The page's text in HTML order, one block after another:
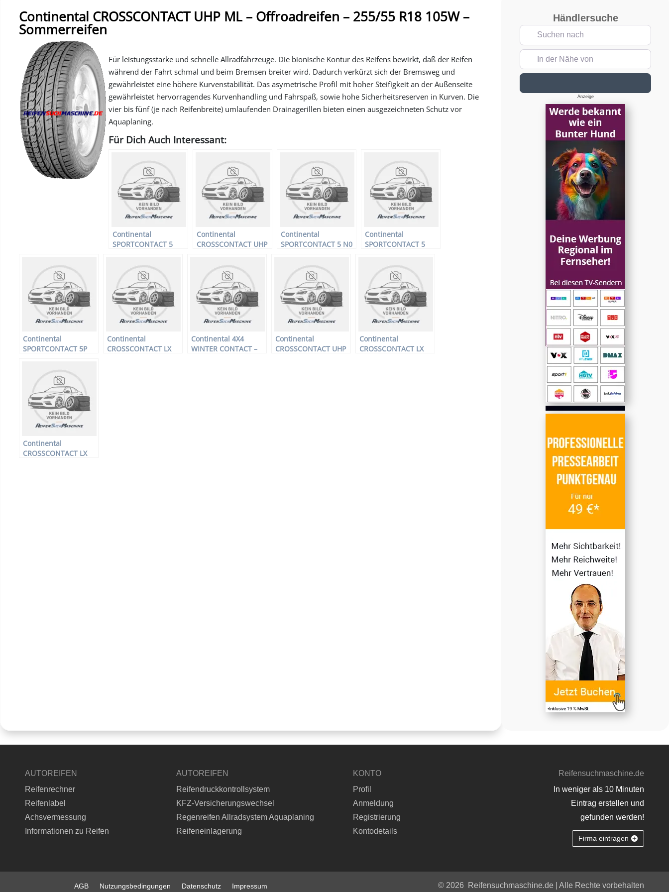
Continental CROSSCONTACT UHP ML – Offroadreifen – 255/55 R18 105W –
Sommerreifen
Für leistungsstarke und schnelle Allradfahrzeuge. Die bionische Kontur des Reifens bewirkt, daß der Reifen
während der Fahrt schmal und beim Bremsen breiter wird. Dadurch verkürzt sich der Bremsweg und
gewährleistet eine höhere Kurvenstabilität. Das asymetrische Profil mit hoher Steifigkeit an der Außenseite
gewährleistet hervorragendes Kurvenhandling und Fahrspaß, sowie hohe Sicherheitsreserven in Kurven. Die
vier bis fünf (je nach Reifenbreite) umlaufenden Drainagerillen bieten einen ausgezeichneten Schutz vor
Aquaplaning.
Für Dich Auch Interessant:
Continental
SPORTCONTACT 5
Offroadreifen –
255/55 R18 105W –
Sommerreifen
Continental
CROSSCONTACT UHP
Offroadreifen –
255/55 R18 105W –
Sommerreifen
Continental
SPORTCONTACT 5 N0
255/55 R18 105W –
Sommerreifen
Continental
SPORTCONTACT 5
Offroadreifen –
275/45 R21 110Y –
Sommerreifen
Continental
SPORTCONTACT 5P
Offroadreifen –
265/40 R21 101Y –
Sommerreifen
Continental
CROSSCONTACT LX
Continental 4X4
WINTER CONTACT –
Continental
CROSSCONTACT UHP
Continental
CROSSCONTACT LX
Continental
CROSSCONTACT LX
Händlersuche
Suchen nach
In der Nähe von
Anzeige
AUTOREIFEN
Reifenrechner
Reifenlabel
Achsvermessung
Informationen zu Reifen
AUTOREIFEN
Reifendruckkontrollsystem
KFZ-Versicherungswechsel
Regenreifen Allradsystem Aquaplaning
Reifeneinlagerung
KONTO
Profil
Anmeldung
Registrierung
Kontodetails
Reifensuchmaschine.de
In weniger als 10 Minuten
Eintrag erstellen und
gefunden werden!
Firma eintragen
AGB Nutzungsbedingungen Datenschutz Impressum © 2026 Reifensuchmaschine.de | Alle Rechte vorbehalten